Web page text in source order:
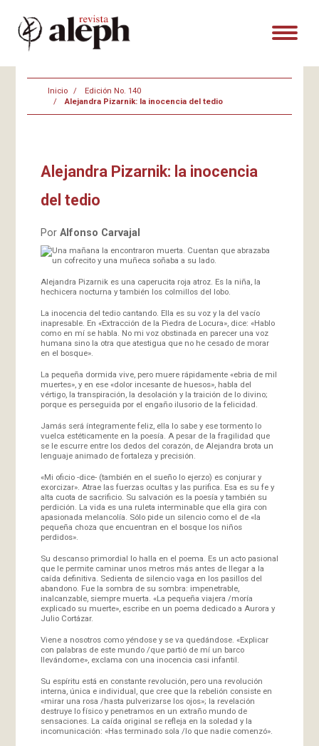
Inicio
Edición No. 140
Alejandra Pizarnik: la inocencia del tedio
Alejandra Pizarnik: la inocencia
del tedio
Por Alfonso Carvajal
Una mañana la encontraron muerta. Cuentan que abrazaba
un cofrecito y una muñeca soñaba a su lado.
Alejandra Pizarnik es una caperucita roja atroz. Es la niña, la
hechicera nocturna y también los colmillos del lobo.
La inocencia del tedio cantando. Ella es su voz y la del vacío
inapresable. En «Extracción de la Piedra de Locura», dice: «Hablo
como en mí se habla. No mi voz obstinada en parecer una voz
humana sino la otra que atestigua que no he cesado de morar
en el bosque».
La pequeña dormida vive, pero muere rápidamente «ebria de mil
muertes», y en ese «dolor incesante de huesos», habla del
vértigo, la transpiración, la desolación y la traición de lo divino;
porque es perseguida por el engaño ilusorio de la felicidad.
Jamás será íntegramente feliz, ella lo sabe y ese tormento lo
vuelca estéticamente en la poesía. A pesar de la fragilidad que
se le escurre entre los dedos del corazón, de Alejandra brota un
lenguaje animado de fortaleza y precisión.
«Mi oficio -dice- (también en el sueño lo ejerzo) es conjurar y
exorcizar». Atrae las fuerzas ocultas y las purifica. Esa es su fe y
alta cuota de sacrificio. Su salvación es la poesía y también su
perdición. La vida es una ruleta interminable que ella gira con
apasionada melancolía. Sólo pide un silencio como el de «la
pequeña choza que encuentran en el bosque los niños
perdidos».
Su descanso primordial lo halla en el poema. Es un acto pasional
que le permite caminar unos metros más antes de llegar a la
caída definitiva. Sedienta de silencio vaga en los pasillos del
abandono. Fue la sombra de su sombra: impenetrable,
inalcanzable, siempre muerta. «La pequeña viajera /moría
explicado su muerte», escribe en un poema dedicado a Aurora y
Julio Cortázar.
Viene a nosotros como yéndose y se va quedándose. «Explicar
con palabras de este mundo /que partió de mí un barco
llevándome», exclama con una inocencia casi infantil.
Su espíritu está en constante revolución, pero una revolución
interna, única e individual, que cree que la rebelión consiste en
«mirar una rosa /hasta pulverizarse los ojos»; la revelación
destruye lo físico y penetramos en un extraño mundo de
sensaciones. La caída original se refleja en la soledad y la
incomunicación: «Has terminado sola /lo que nadie comenzó».